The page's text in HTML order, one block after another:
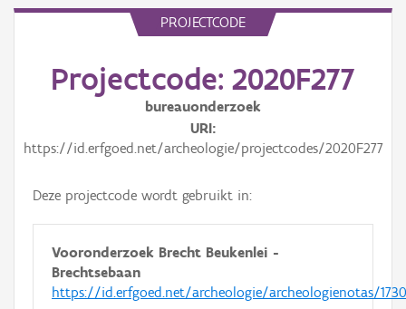
PROJECTCODE
Projectcode: 2020F277
bureauonderzoek
URI
https://id.erfgoed.net/archeologie/projectcodes/2020F277
Deze projectcode wordt gebruikt in:
Vooronderzoek Brecht Beukenlei -
Brechtsebaan
https://id.erfgoed.net/archeologie/archeologienotas/